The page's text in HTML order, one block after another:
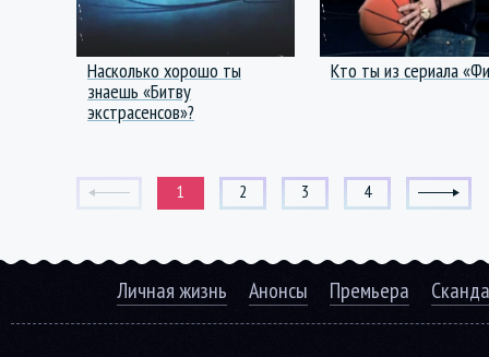
Насколько хорошо ты
знаешь «Битву
экстрасенсов»?
Кто ты из сериала
1 2 3 4
Личная жизнь Анонсы Премьера